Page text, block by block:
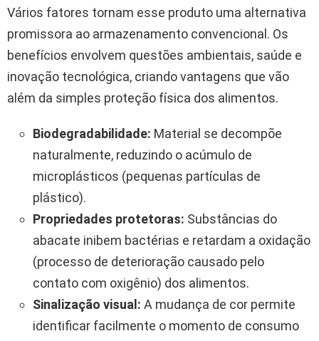
Vários fatores tornam esse produto uma alternativa
promissora ao armazenamento convencional. Os
benefícios envolvem questões ambientais, saúde e
inovação tecnológica, criando vantagens que vão
além da simples proteção física dos alimentos.
Biodegradabilidade: Material se decompõe
naturalmente, reduzindo o acúmulo de
microplásticos (pequenas partículas de
plástico).
Propriedades protetoras: Substâncias do
abacate inibem bactérias e retardam a oxidação
(processo de deterioração causado pelo
contato com oxigênio) dos alimentos.
Sinalização visual: A mudança de cor permite
identificar facilmente o momento de consumo